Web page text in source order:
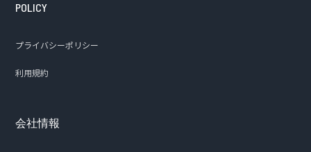
POLICY
プライバシーポリシー
利用規約
会社情報